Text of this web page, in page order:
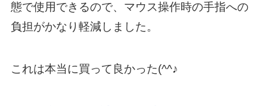
態で使用できるので、マウス操作時の手指への
負担がかなり軽減しました。
これは本当に買って良かった(^^♪